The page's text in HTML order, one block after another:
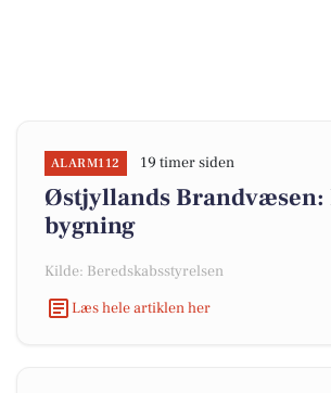
ALARM112 19 timer siden
Østjyllands Brandvæsen:
bygning
Kilde: Beredskabsstyrelsen
Læs hele artiklen her